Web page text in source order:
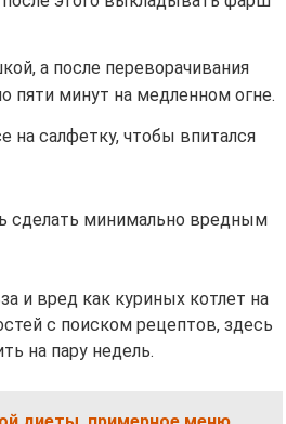
а после переворачивания
пяти минут на медленном огне.
на салфетку, чтобы впитался
сделать минимально вредным
и вред как куриных котлет на
с поиском рецептов, здесь
на пару недель.